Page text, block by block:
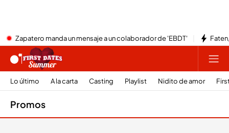
Zapatero manda un mensaje a un colaborador de 'EBDT'
Lo último A la carta Casting Playlist Nidito de amor
Promos